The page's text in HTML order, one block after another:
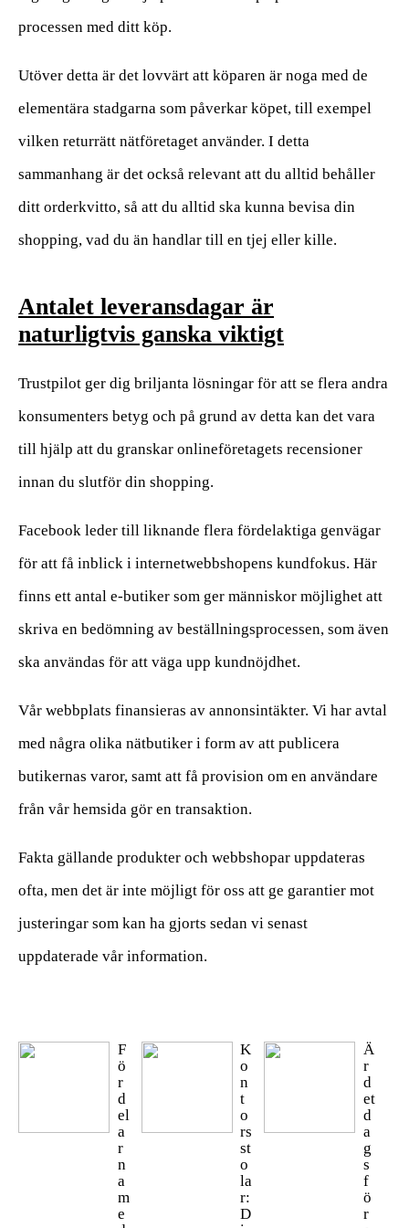
processen med ditt köp.
Utöver detta är det lovvärt att köparen är noga med de
elementära stadgarna som påverkar köpet, till exempel
vilken returrätt nätföretaget använder. I detta
sammanhang är det också relevant att du alltid behåller
ditt orderkvitto, så att du alltid ska kunna bevisa din
shopping, vad du än handlar till en tjej eller kille.
Antalet leveransdagar är
naturligtvis ganska viktigt
Trustpilot ger dig briljanta lösningar för att se flera andra
konsumenters betyg och på grund av detta kan det vara
till hjälp att du granskar onlineföretagets recensioner
innan du slutför din shopping.
Facebook leder till liknande flera fördelaktiga genvägar
för att få inblick i internetwebbshopens kundfokus. Här
finns ett antal e-butiker som ger människor möjlighet att
skriva en bedömning av beställningsprocessen, som även
ska användas för att väga upp kundnöjdhet.
Vår webbplats finansieras av annonsintäkter. Vi har avtal
med några olika nätbutiker i form av att publicera
butikernas varor, samt att få provision om en användare
från vår hemsida gör en transaktion.
Fakta gällande produkter och webbshopar uppdateras
ofta, men det är inte möjligt för oss att ge garantier mot
justeringar som kan ha gjorts sedan vi senast
uppdaterade vår information.
F
ö
r
d
el
a
r
n
a
m
e
K
o
n
t
o
rs
st
o
la
r:
D
Ä
r
d
et
d
a
g
s
f
ö
r